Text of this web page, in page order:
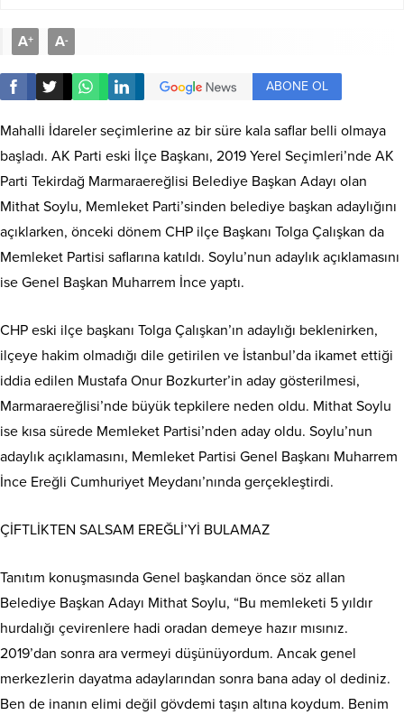
A+ A-
ABONE OL
Mahalli İdareler seçimlerine az bir süre kala saflar belli olmaya
başladı. AK Parti eski İlçe Başkanı, 2019 Yerel Seçimleri’nde AK
Parti Tekirdağ Marmaraereğlisi Belediye Başkan Adayı olan
Mithat Soylu, Memleket Parti’sinden belediye başkan adaylığını
açıklarken, önceki dönem CHP ilçe Başkanı Tolga Çalışkan da
Memleket Partisi saflarına katıldı. Soylu’nun adaylık açıklamasını
ise Genel Başkan Muharrem İnce yaptı.
CHP eski ilçe başkanı Tolga Çalışkan’ın adaylığı beklenirken,
ilçeye hakim olmadığı dile getirilen ve İstanbul’da ikamet ettiği
iddia edilen Mustafa Onur Bozkurter’in aday gösterilmesi,
Marmaraereğlisi’nde büyük tepkilere neden oldu. Mithat Soylu
ise kısa sürede Memleket Partisi’nden aday oldu. Soylu’nun
adaylık açıklamasını, Memleket Partisi Genel Başkanı Muharrem
İnce Ereğli Cumhuriyet Meydanı’nında gerçekleştirdi.
ÇİFTLİKTEN SALSAM EREĞLİ’Yİ BULAMAZ
Tanıtım konuşmasında Genel başkandan önce söz allan
Belediye Başkan Adayı Mithat Soylu, “Bu memleketi 5 yıldır
hurdalığı çevirenlere hadi oradan demeye hazır mısınız.
2019’dan sonra ara vermeyi düşünüyordum. Ancak genel
merkezlerin dayatma adaylarından sonra bana aday ol dediniz.
Ben de inanın elimi değil gövdemi taşın altına koydum. Benim